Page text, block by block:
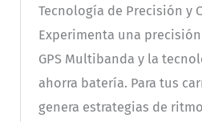
Tecnología de Precisión y
Experimenta una
GPS Multibanda y la
ahorra batería. Para tus
genera estrategias de